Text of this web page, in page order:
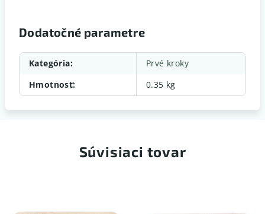
Dodatočné parametre
Kategória:
Prvé kroky
Hmotnosť: 0.35 kg
Súvisiaci tovar